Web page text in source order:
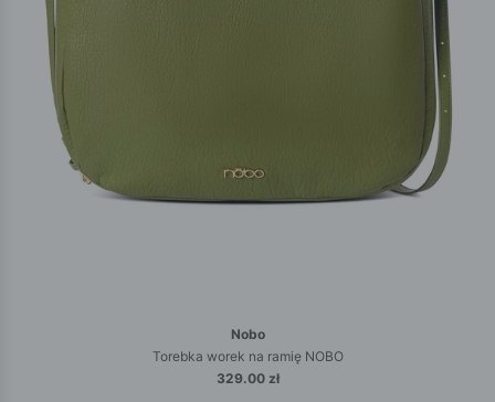
Nobo
Torebka worek na ramię NOBO
329.00 zł